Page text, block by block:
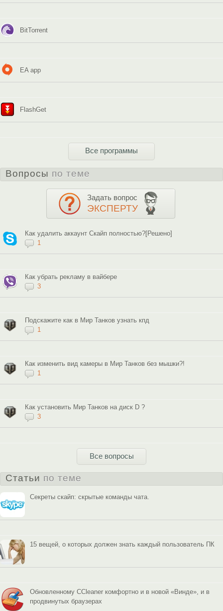
BitTorrent
EA app
FlashGet
Все программы
Вопросы по теме
Задать вопрос
ЭКСПЕРТУ
Как удалить аккаунт Скайп полностью?[Решено]
1
Как убрать рекламу в вайбере
3
Подскажите как в Мир Танков узнать кпд
1
Как изменить вид камеры в Мир Танков без мышки?!
1
Как установить Мир Танков на диск D ?
3
Все вопросы
Статьи по теме
Секреты скайп: скрытые команды чата.
15 вещей, о которых должен знать каждый пользователь ПК
Обновленному CCleaner комфортно и в новой «Винде», и в
продвинутых браузерах